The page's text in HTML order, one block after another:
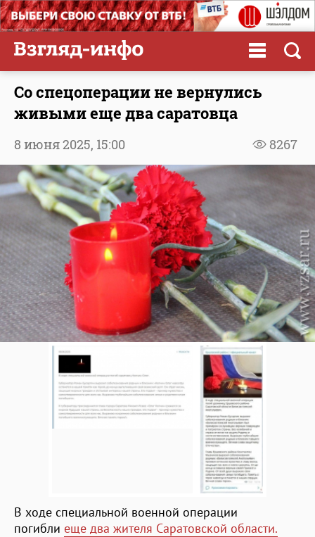
Со спецоперации не вернулись
живыми еще два саратовца
8267
8 июня 2025, 15:00
В ходе специальной военной операции
погибли еще два жителя Саратовской области.